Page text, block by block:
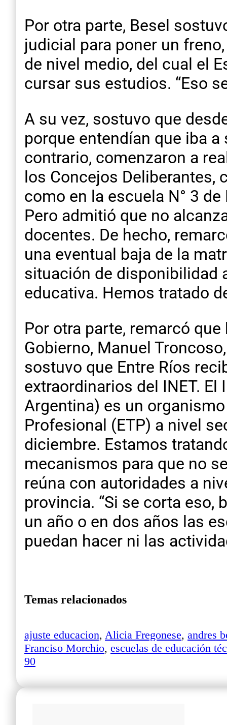
Por otra parte, Besel
judicial para poner un
de nivel medio, del cual el
cursar sus estudios. “Eso
A su vez, sostuvo que
porque entendían que iba a
contrario, comenzaron a
los Concejos Deliberantes,
como en la escuela N° 3
Pero admitió que no
docentes. De hecho,
una eventual baja de la
situación de disponibilidad
educativa. Hemos tratado
Por otra parte, remarcó
Gobierno, Manuel
sostuvo que Entre Ríos
extraordinarios del INET.
Argentina) es un
Profesional (ETP) a nivel
diciembre. Estamos
mecanismos para que no
reúna con autoridades a
provincia. “Si se corta eso,
un año o en dos años las
puedan hacer ni las
Temas relacionados
ajuste educacion, Alicia Fregonese, andres
Franciso Morchio, escuelas de educación
90